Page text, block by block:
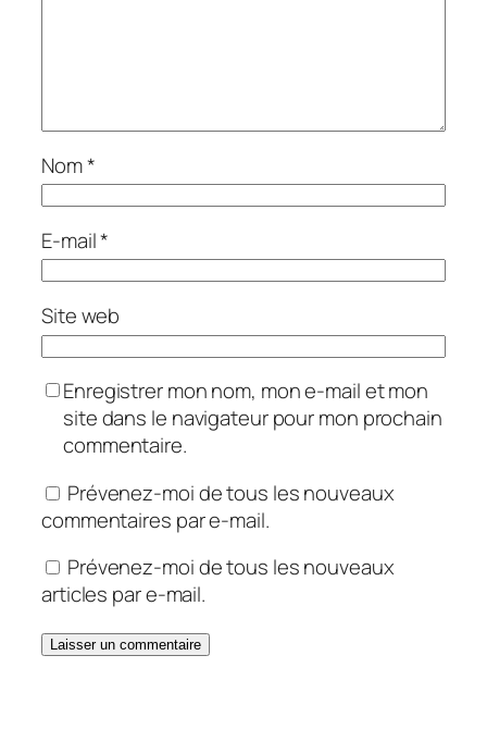
Nom*
E-mail*
Site web
Enregistrer mon nom, mon e-mail et mon
site dans le navigateur pour mon prochain
commentaire.
Prévenez-moi de tous les nouveaux
commentaires par e-mail.
Prévenez-moi de tous les nouveaux
articles par e-mail.